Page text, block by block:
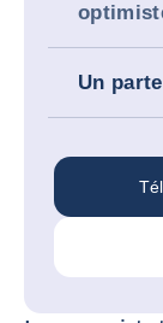
Un